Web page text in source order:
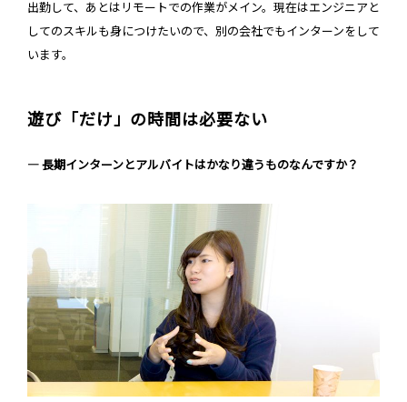
出勤して、あとはリモートでの作業がメイン。現在はエンジニアと
してのスキルも身につけたいので、別の会社でもインターンをして
います。
遊び「だけ」の時間は必要ない
― 長期インターンとアルバイトはかなり違うものなんですか？